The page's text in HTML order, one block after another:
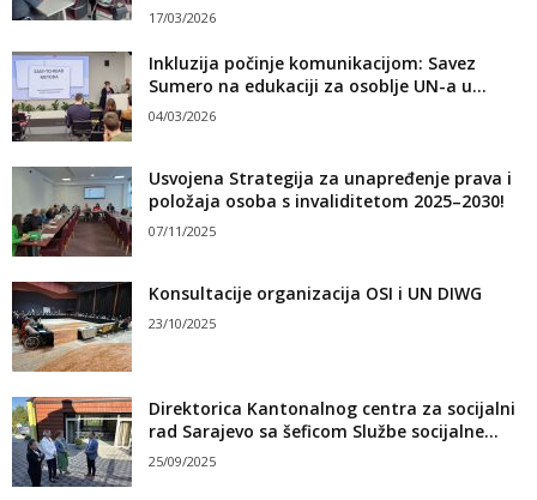
17/03/2026
Inkluzija počinje komunikacijom: Savez
Sumero na edukaciji za osoblje UN-a u...
04/03/2026
Usvojena Strategija za unapređenje prava i
položaja osoba s invaliditetom 2025–2030!
07/11/2025
Konsultacije organizacija OSI i UN DIWG
23/10/2025
Direktorica Kantonalnog centra za socijalni
rad Sarajevo sa šeficom Službe socijalne...
25/09/2025